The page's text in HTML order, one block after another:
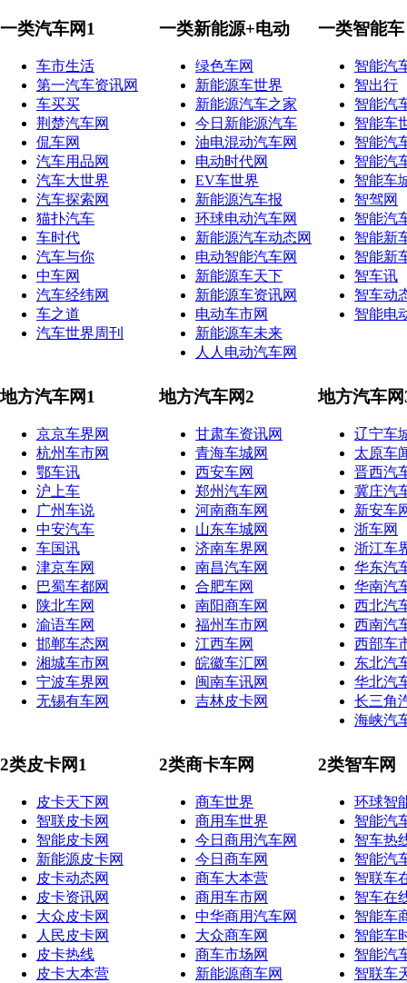
一类汽车网1
车市生活
第一汽车资讯网
车买买
荆楚汽车网
侃车网
汽车用品网
汽车大世界
汽车探索网
猫扑汽车
车时代
汽车与你
中车网
汽车经纬网
车之道
汽车世界周刊
一类新能源+电动
绿色车网
新能源车世界
新能源汽车之家
今日新能源汽车
油电混动汽车网
电动时代网
EV车世界
新能源汽车报
环球电动汽车网
新能源汽车动态网
电动智能汽车网
新能源车天下
新能源车资讯网
电动车市网
新能源车未来
人人电动汽车网
一类智能车
智能汽
智出行
智能汽
智能车
智能汽
智能汽
智能车
智驾网
智能汽
智能新
智能新
智车讯
智车动
智能电
地方汽车网1
京京车界网
杭州车市网
鄂车讯
沪上车
广州车说
中安汽车
车国讯
津京车网
巴蜀车都网
陕北车网
渝语车网
邯郸车态网
湘城车市网
宁波车界网
无锡有车网
地方汽车网2
甘肃车资讯网
青海车城网
西安车网
郑州汽车网
河南商车网
山东车城网
济南车界网
南昌汽车网
合肥车网
南阳商车网
福州车市网
江西车网
皖徽车汇网
闽南车讯网
吉林皮卡网
地方汽车网
辽宁车
太原车
晋西汽
冀庄汽
新安车
浙车网
浙江车
华东汽
华南汽
西北汽
西南汽
西部车
东北汽
华北汽
长三角
海峡汽
2类皮卡网1
皮卡天下网
智联皮卡网
智能皮卡网
新能源皮卡网
皮卡动态网
皮卡资讯网
大众皮卡网
人民皮卡网
皮卡热线
皮卡大本营
2类商卡车网
商车世界
商用车世界
今日商用汽车网
今日商车网
商车大本营
商用车市网
中华商用汽车网
大众商车网
商车市场网
新能源商车网
2类智车网
环球智
智能汽
智车热
智能汽
智联车
智车在
智能车
智能车
智能汽
智联车